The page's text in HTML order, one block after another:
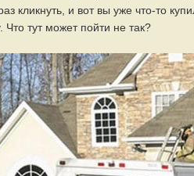
кликнуть, и вот вы уже что-то
Что тут может пойти не так?